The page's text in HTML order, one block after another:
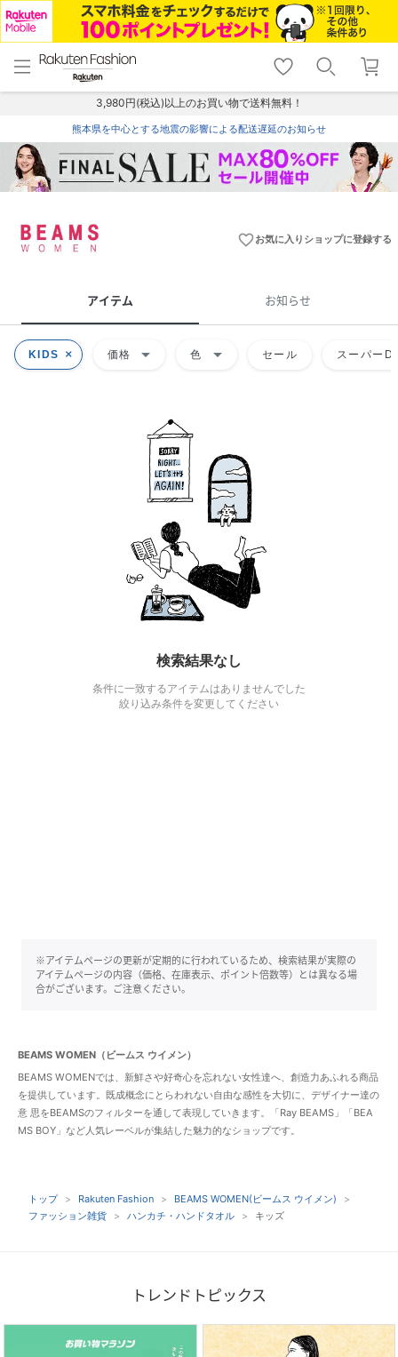
menu home
トップ
shopping_cart lock_outline
ログイン
3,980円(税込)以上のお買い物で送料無料！
熊本県を中心とする地震の影響による配送遅延のお知らせ
favorite_borderお気に入りショップに登録する
アイテム お知らせ
KIDS 価格 arrow_drop_down 色 arrow_drop_down セール スーパー
検索結果なし
条件に一致するアイテムはありませんでした
絞り込み条件を変更してください
※アイテムページの更新が定期的に行われているため、検索結果が実際の
アイテムページの内容（価格、在庫表示、ポイント倍数等）とは異なる場
合がございます。ご注意ください。
BEAMS WOMEN（ビームス ウイメン）
BEAMS WOMENでは、新鮮さや好奇心を忘れない女性達へ、創造力あふれる商品
を提供しています。既成概念にとらわれない自由な感性を大切に、デザイナー達の
意 思をBEAMSのフィルターを通して表現していきます。「Ray BEAMS」「BEA
MS BOY」など人気レーベルが集結した魅力的なショップです。
トップ Rakuten Fashion
BEAMS WOMEN(ビームス ウイメン)
ファッション雑貨
ハンカチ・ハンドタオル キッズ
トレンドトピックス